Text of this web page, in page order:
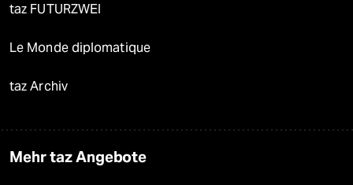
taz FUTURZWEI
Le Monde diplomatique
taz Archiv
Mehr taz Angebote